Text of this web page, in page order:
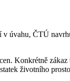
úvahu, ČTÚ
Konkrétně
životního